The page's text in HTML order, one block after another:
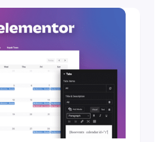
χρησιμοποιώντας την
Η
είναι το κλειδί
οποιουδήποτε συστήματος
Τα
μηνύματα ηλεκτρονικού
SMS βελτιώνουν την
παρέχοντας
σημαντικά [...]